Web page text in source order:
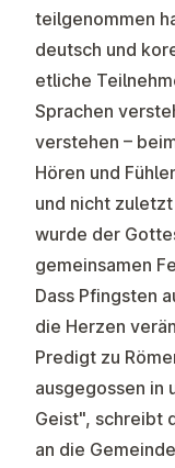
teilgenommen
deutsch und
etliche
Sprachen
verstehen –
Hören und
und nicht
wurde der
gemeinsamen
Dass Pfingsten
die Herzen
Predigt zu
ausgegossen in
Geist", schreibt
an die